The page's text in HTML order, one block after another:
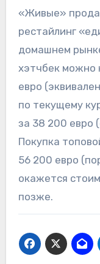
«Живые»
рестайлинг
домашнем
хэтчбек можно
евро
по текущему
за 38 200 евро
Покупка
56 200 евро
окажется
позже.